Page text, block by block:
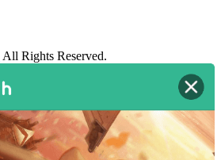
All Rights Reserved.